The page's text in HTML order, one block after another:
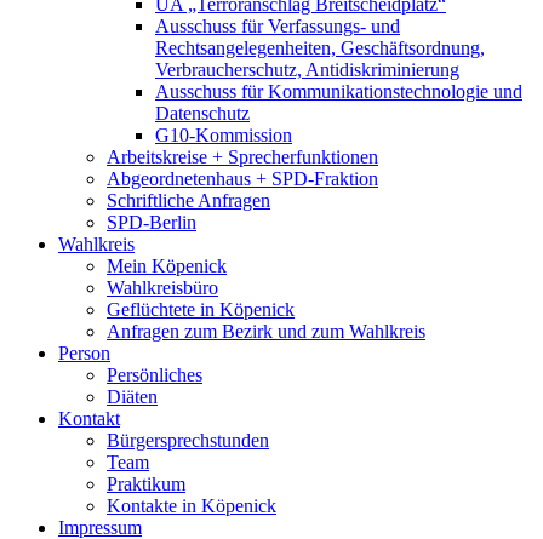
UA „Terroranschlag Breitscheidplatz“
Ausschuss für Verfassungs- und
Rechtsangelegenheiten, Geschäftsordnung,
Verbraucherschutz, Antidiskriminierung
Ausschuss für Kommunikationstechnologie und
Datenschutz
G10-Kommission
Arbeitskreise + Sprecherfunktionen
Abgeordnetenhaus + SPD-Fraktion
Schriftliche Anfragen
SPD-Berlin
Wahlkreis
Mein Köpenick
Wahlkreisbüro
Geflüchtete in Köpenick
Anfragen zum Bezirk und zum Wahlkreis
Person
Persönliches
Diäten
Kontakt
Bürgersprechstunden
Team
Praktikum
Kontakte in Köpenick
Impressum